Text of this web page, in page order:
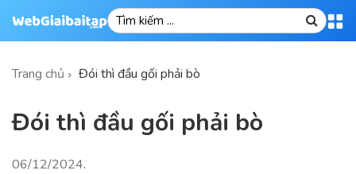
Trang chủ Đói thì đầu gối phải bò
Đói thì đầu gối phải bò
06/12/2024.